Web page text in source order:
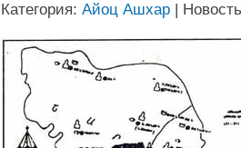
Категория: Айоц Ашхар |